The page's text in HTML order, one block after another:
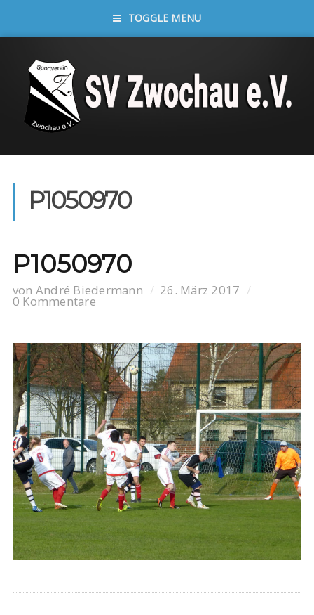
TOGGLE MENU
P1050970
P1050970
von André Biedermann 26. März 2017
0 Kommentare